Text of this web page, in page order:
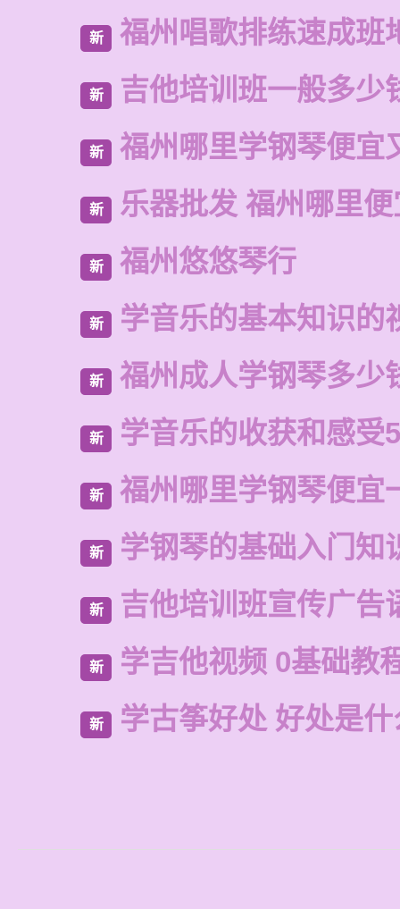
新 福州唱歌排练速成班
新 吉他培训班一般多少
新 福州哪里学钢琴便宜
新 乐器批发 福州哪里便
新 福州悠悠琴行
新 学音乐的基本知识的
新 福州成人学钢琴多少
新 学音乐的收获和感受
新 福州哪里学钢琴便宜
新 学钢琴的基础入门知
新 吉他培训班宣传广告
新 学吉他视频 0基础教
新 学古筝好处 好处是什